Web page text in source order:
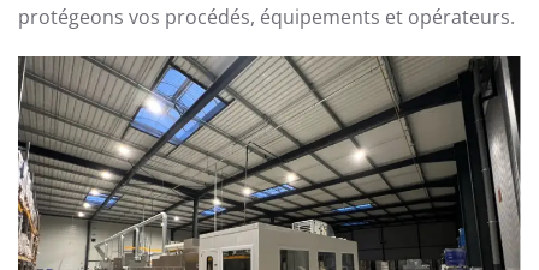
protégeons vos procédés, équipements et opérateurs.